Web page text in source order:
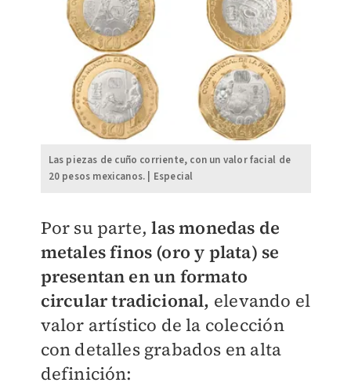
Las piezas de cuño corriente, con un valor facial de
20 pesos mexicanos. | Especial
Por su parte,las monedas de
metales finos (oro y plata) se
presentan en un formato
circular tradicional, elevando el
valor artístico de la colección
con detalles grabados en alta
definición: